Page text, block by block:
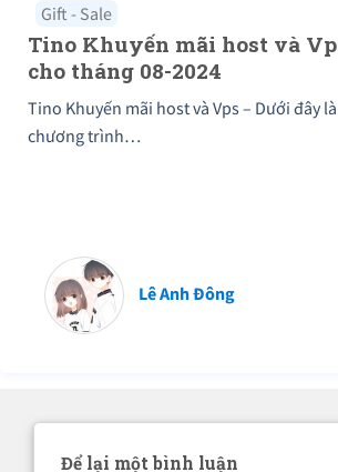
Gift - Sale
Tino Khuyến mãi host và
cho tháng 08-2024
Tino Khuyến mãi host và Vps – Dưới đây
chương trình…
Lê Anh Đông
Để lại một bình luận